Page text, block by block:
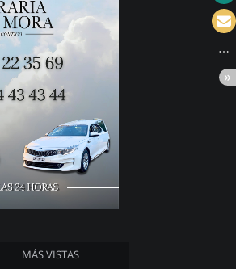
MÁS VISTAS